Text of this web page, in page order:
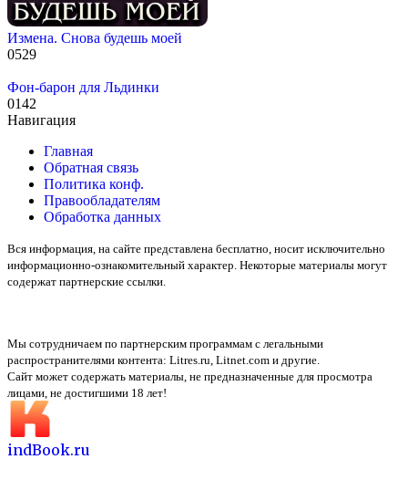
Измена. Снова будешь моей
0529
Фон-барон для Льдинки
0142
Навигация
Главная
Обратная связь
Политика конф.
Правообладателям
Обработка данных
Вся информация, на сайте представлена бесплатно, носит исключительно
информационно-ознакомительный характер. Некоторые материалы могут
содержат партнерские ссылки.
Мы сотрудничаем по партнерским программам с легальными
распространителями контента: Litres.ru, Litnet.com и другие.
Сайт может содержать материалы, не предназначенные для просмотра
лицами, не достигшими 18 лет!
indBook.ru